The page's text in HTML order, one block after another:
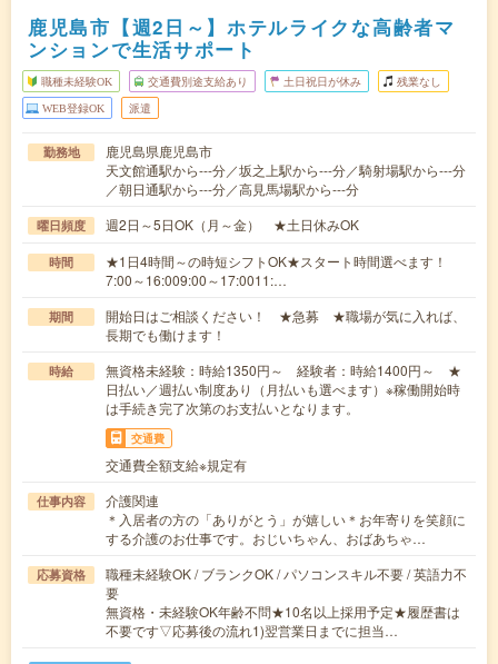
鹿児島市【週2日～】ホテルライクな高齢者マ
ンションで生活サポート
職種未経験OK 交通費別途支給あり 土日祝日が休み 残業なし
WEB登録OK 派遣
勤務地
鹿児島県鹿児島市
天文館通駅から---分／坂之上駅から---分／騎射場駅から---分
／朝日通駅から---分／高見馬場駅から---分
曜日頻度 週2日～5日OK（月～金） ★土日休みOK
時間
★1日4時間～の時短シフトOK★スタート時間選べます！
7:00～16:009:00～17:0011:…
期間
開始日はご相談ください！ ★急募 ★職場が気に入れば、
長期でも働けます！
時給
無資格未経験：時給1350円～ 経験者：時給1400円～ ★
日払い／週払い制度あり（月払いも選べます）※稼働開始時
は手続き完了次第のお支払いとなります。
交通費
交通費全額支給※規定有
仕事内容
介護関連
＊入居者の方の「ありがとう」が嬉しい＊お年寄りを笑顔に
する介護のお仕事です。おじいちゃん、おばあちゃ…
応募資格
職種未経験OK / ブランクOK / パソコンスキル不要 / 英語力不
要
無資格・未経験OK年齢不問★10名以上採用予定★履歴書は
不要です▽応募後の流れ1)翌営業日までに担当…